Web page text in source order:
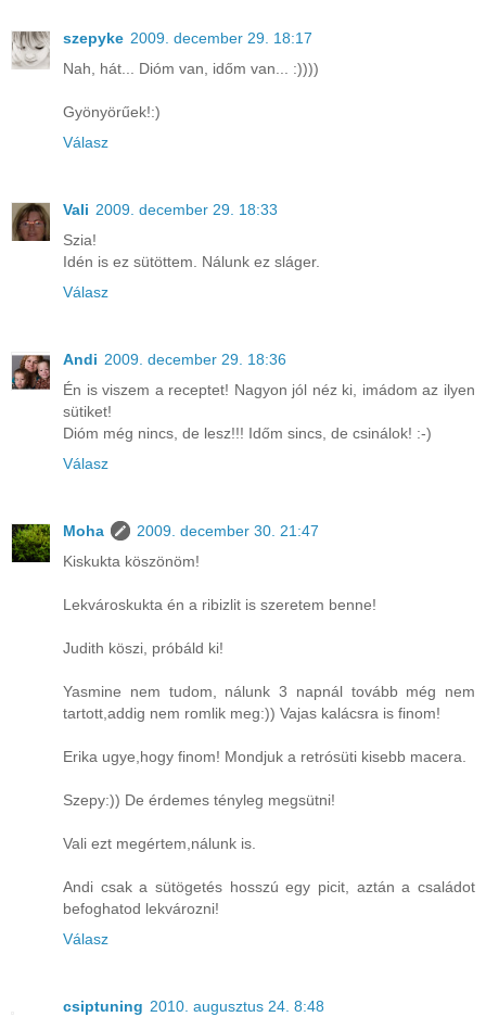
szepyke 2009. december 29. 18:17
Nah, hát... Dióm van, időm van... :))))
Gyönyörűek!:)
Válasz
Vali 2009. december 29. 18:33
Szia!
Idén is ez sütöttem. Nálunk ez sláger.
Válasz
Andi 2009. december 29. 18:36
Én is viszem a receptet! Nagyon jól néz ki, imádom az ilyen
sütiket!
Dióm még nincs, de lesz!!! Időm sincs, de csinálok! :-)
Válasz
Moha
2009. december 30. 21:47
Kiskukta köszönöm!
Lekvároskukta én a ribizlit is szeretem benne!
Judith köszi, próbáld ki!
Yasmine nem tudom, nálunk 3 napnál tovább még nem
tartott,addig nem romlik meg:)) Vajas kalácsra is finom!
Erika ugye,hogy finom! Mondjuk a retrósüti kisebb macera.
Szepy:)) De érdemes tényleg megsütni!
Vali ezt megértem,nálunk is.
Andi csak a sütögetés hosszú egy picit, aztán a családot
befoghatod lekvározni!
Válasz
csiptuning 2010. augusztus 24. 8:48